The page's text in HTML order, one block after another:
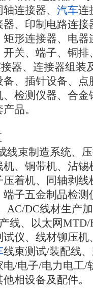
连接器、 汽车连
、印制电路连
形连接器、电器
关、端子、铜
器、连接器组装
、插针设备、点
检测仪器、合金
品。
线束制造系统、
、铜带机、沾锡
着机、同轴剥线
子五金制品检测
AC/DC线材生产
线、以太网
仪、线材铆压机
线束测试/装配线、
/电子/电力电工/
相设备及配件。